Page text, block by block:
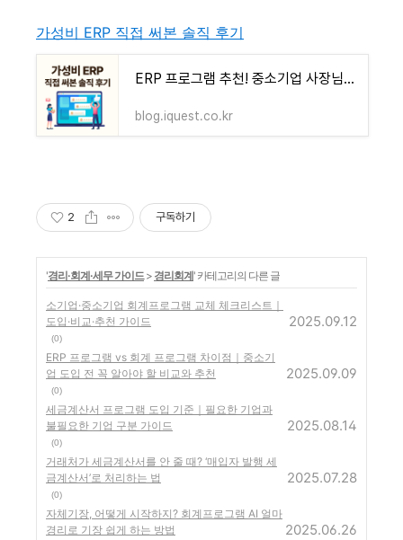
가성비 ERP 직접 써본 솔직 후기
ERP 프로그램 추천! 중소기업 사장님들이 직접 써보고 극찬한 가성비 ERP
blog.iquest.co.kr
2 구독하기
'경리·회계·세무 가이드 > 경리회계' 카테고리의 다른 글
소기업·중소기업 회계프로그램 교체 체크리스트｜
도입·비교·추천 가이드
(0)
2025.09.12
ERP 프로그램 vs 회계 프로그램 차이점｜중소기
업 도입 전 꼭 알아야 할 비교와 추천
(0)
2025.09.09
세금계산서 프로그램 도입 기준｜필요한 기업과
불필요한 기업 구분 가이드
(0)
2025.08.14
거래처가 세금계산서를 안 줄 때? ‘매입자 발행 세
금계산서’로 처리하는 법
(0)
2025.07.28
자체기장, 어떻게 시작하지? 회계프로그램 AI 얼마
경리로 기장 쉽게 하는 방법
2025.06.26